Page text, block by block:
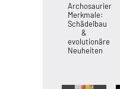
Archosaurier-
Merkmale:
Schädelbau
&
evolutionäre
Neuheiten